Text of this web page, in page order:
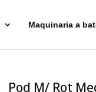
Maquinaria a
Pod M/ Rot